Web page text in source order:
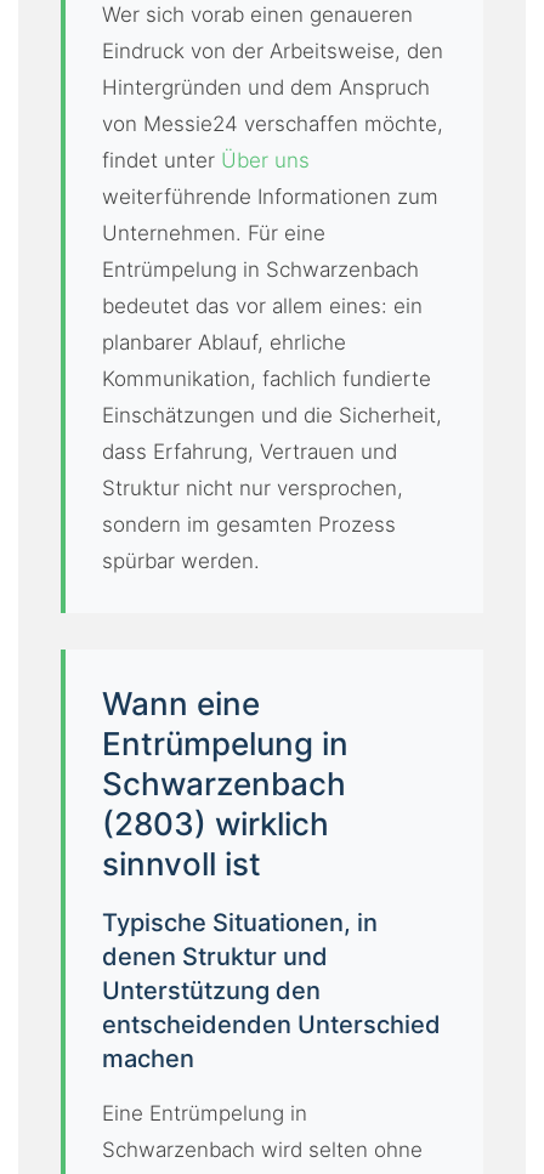
Wer sich vorab einen genaueren
Eindruck von der Arbeitsweise, den
Hintergründen und dem Anspruch
von Messie24 verschaffen möchte,
findet unter Über uns
weiterführende Informationen zum
Unternehmen. Für eine
Entrümpelung in Schwarzenbach
bedeutet das vor allem eines: ein
planbarer Ablauf, ehrliche
Kommunikation, fachlich fundierte
Einschätzungen und die Sicherheit,
dass Erfahrung, Vertrauen und
Struktur nicht nur versprochen,
sondern im gesamten Prozess
spürbar werden.
Wann eine
Entrümpelung in
Schwarzenbach
(2803) wirklich
sinnvoll ist
Typische Situationen, in
denen Struktur und
Unterstützung den
entscheidenden Unterschied
machen
Eine Entrümpelung in
Schwarzenbach wird selten ohne